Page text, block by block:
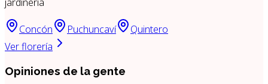
Concón Puchuncaví
Quintero
Ver florería
Opiniones de la gente